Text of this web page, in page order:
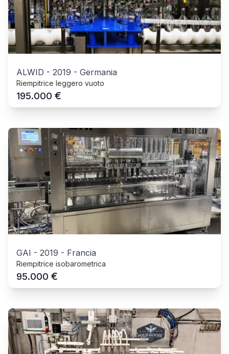
ALWID - 2019 - Germania
Riempitrice leggero vuoto
195.000 €
GAI - 2019 - Francia
Riempitrice isobarometrica
95.000 €